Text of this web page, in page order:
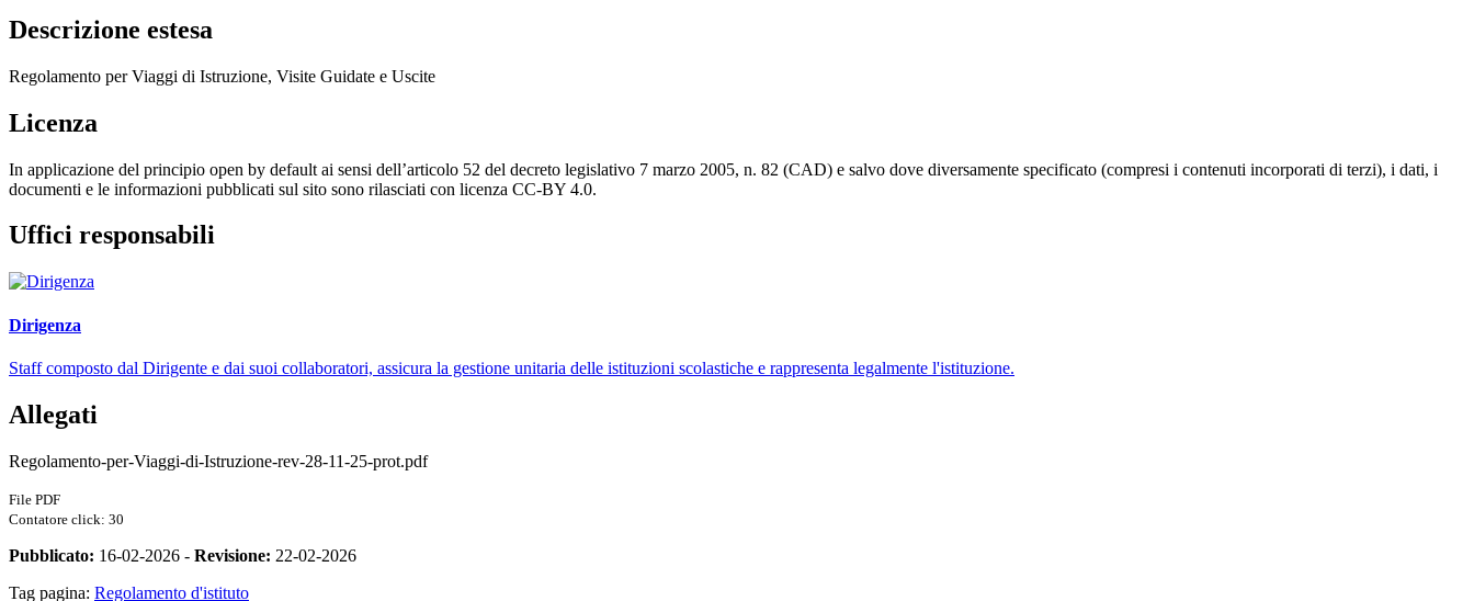
Descrizione estesa
Regolamento per Viaggi di Istruzione, Visite Guidate e Uscite
Licenza
In applicazione del principio open by default ai sensi dell’articolo 52 del decreto legislativo 7 marzo 2005, n. 82 (CAD) e salvo dove diversamente specificato (compresi i contenuti incorporati di terzi), i dati, i
documenti e le informazioni pubblicati sul sito sono rilasciati con licenza CC-BY 4.0.
Uffici responsabili
Dirigenza
Staff composto dal Dirigente e dai suoi collaboratori, assicura la gestione unitaria delle istituzioni scolastiche e rappresenta legalmente l'istituzione.
Allegati
Regolamento-per-Viaggi-di-Istruzione-rev-28-11-25-prot.pdf
File PDF
Contatore click: 30
Pubblicato: 16-02-2026 - Revisione: 22-02-2026
Tag pagina: Regolamento d'istituto